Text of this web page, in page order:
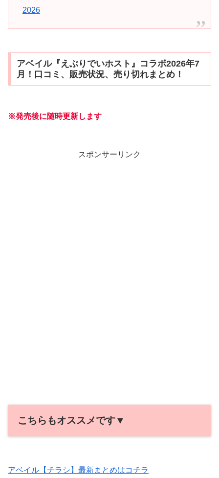
2026
アベイル『えぶりでいホスト』コラボ2026年7
月！口コミ、販売状況、売り切れまとめ！
※発売後に随時更新します
スポンサーリンク
こちらもオススメです▼
アベイル【チラシ】最新まとめはコチラ